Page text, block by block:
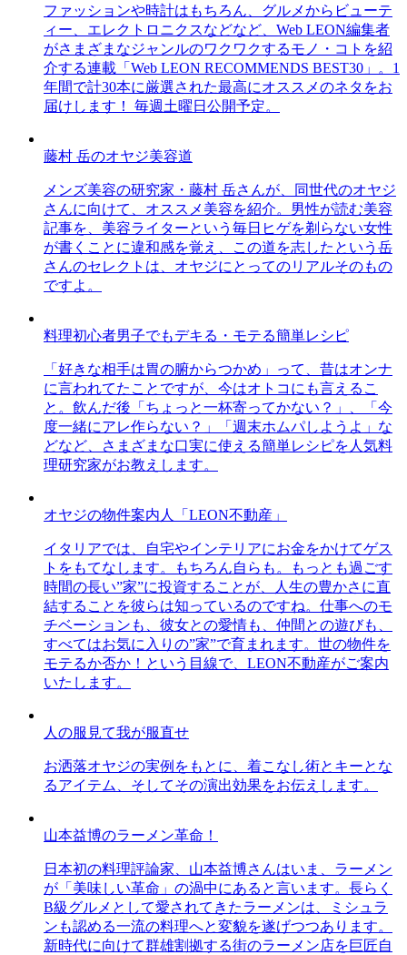
ファッションや時計はもちろん、グルメからビューテ
ィー、エレクトロニクスなどなど、Web LEON編集者
がさまざまなジャンルのワクワクするモノ・コトを紹
介する連載「Web LEON RECOMMENDS BEST30」。1
年間で計30本に厳選された最高にオススメのネタをお
届けします！ 毎週土曜日公開予定。
藤村 岳のオヤジ美容道
メンズ美容の研究家・藤村 岳さんが、同世代のオヤジ
さんに向けて、オススメ美容を紹介。男性が読む美容
記事を、美容ライターという毎日ヒゲを剃らない女性
が書くことに違和感を覚え、この道を志したという岳
さんのセレクトは、オヤジにとってのリアルそのもの
ですよ。
料理初心者男子でもデキる・モテる簡単レシピ
「好きな相手は胃の腑からつかめ」って、昔はオンナ
に言われてたことですが、今はオトコにも言えるこ
と。飲んだ後「ちょっと一杯寄ってかない？」、「今
度一緒にアレ作らない？」「週末ホムパしようよ」な
どなど、さまざまな口実に使える簡単レシピを人気料
理研究家がお教えします。
オヤジの物件案内人「LEON不動産」
イタリアでは、自宅やインテリアにお金をかけてゲス
トをもてなします。もちろん自らも。もっとも過ごす
時間の長い”家”に投資することが、人生の豊かさに直
結することを彼らは知っているのですね。仕事へのモ
チベーションも、彼女との愛情も、仲間との遊びも、
すべてはお気に入りの”家”で育まれます。世の物件を
モテるか否か！という目線で、LEON不動産がご案内
いたします。
人の服見て我が服直せ
お洒落オヤジの実例をもとに、着こなし術とキーとな
るアイテム、そしてその演出効果をお伝えします。
山本益博のラーメン革命！
日本初の料理評論家、山本益博さんはいま、ラーメン
が「美味しい革命」の渦中にあると言います。長らく
B級グルメとして愛されてきたラーメンは、ミシュラ
ンも認める一流の料理へと変貌を遂げつつあります。
新時代に向けて群雄割拠する街のラーメン店を巨匠自